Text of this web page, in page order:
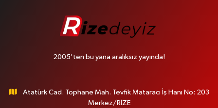
2005'ten bu yana aralıksız yayında!
Atatürk Cad. Tophane Mah. Tevfik Mataracı İş Hanı No: 203
Merkez/RİZE